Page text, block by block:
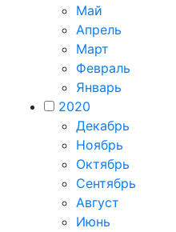
Май
Апрель
Март
Февраль
Январь
2020
Декабрь
Ноябрь
Октябрь
Сентябрь
Август
Июнь